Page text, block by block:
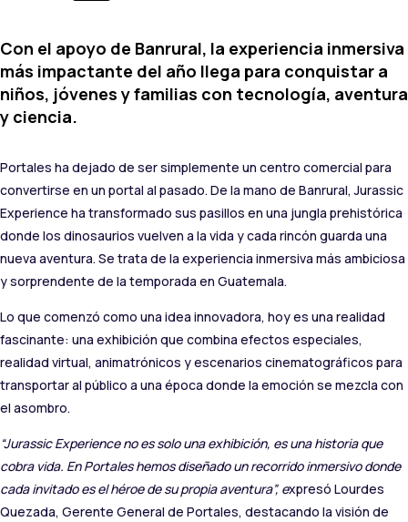
Con el apoyo de Banrural, la experiencia inmersiva
más impactante del año llega para conquistar a
niños, jóvenes y familias con tecnología, aventura
y ciencia.
Portales ha dejado de ser simplemente un centro comercial para
convertirse en un portal al pasado. De la mano de Banrural, Jurassic
Experience ha transformado sus pasillos en una jungla prehistórica
donde los dinosaurios vuelven a la vida y cada rincón guarda una
nueva aventura. Se trata de la experiencia inmersiva más ambiciosa
y sorprendente de la temporada en Guatemala.
Lo que comenzó como una idea innovadora, hoy es una realidad
fascinante: una exhibición que combina efectos especiales,
realidad virtual, animatrónicos y escenarios cinematográficos para
transportar al público a una época donde la emoción se mezcla con
el asombro.
“Jurassic Experience no es solo una exhibición, es una historia que
cobra vida. En Portales hemos diseñado un recorrido inmersivo donde
cada invitado es el héroe de su propia aventura”, expresó Lourdes
Quezada, Gerente General de Portales, destacando la visión de